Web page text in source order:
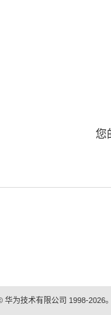
您
华为技术有限公司 1998-2026